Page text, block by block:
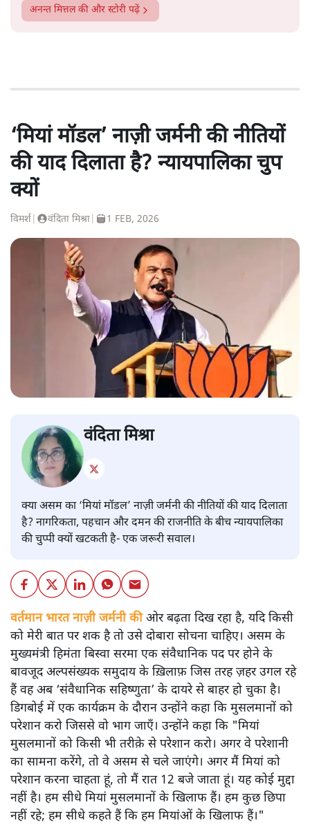
अनन्त मित्तलकी और स्टोरी पढ़ें
‘मियां मॉडल’ नाज़ी जर्मनी की नीतियों
की याद दिलाता है? न्यायपालिका चुप
क्यों
विमर्श वंदिता मिश्रा 1 FEB, 2026
वंदिता मिश्रा
क्या असम का ‘मियां मॉडल’ नाज़ी जर्मनी की नीतियों की याद दिलाता
है? नागरिकता, पहचान और दमन की राजनीति के बीच न्यायपालिका
की चुप्पी क्यों खटकती है- एक जरूरी सवाल।
वर्तमान भारत नाज़ी जर्मनी कीओर बढ़ता दिख रहा है, यदि किसी
को मेरी बात पर शक है तो उसे दोबारा सोचना चाहिए। असम के
मुख्यमंत्री हिमंता बिस्वा सरमा एक संवैधानिक पद पर होने के
बावजूद अल्पसंख्यक समुदाय के ख़िलाफ़ जिस तरह ज़हर उगल रहे
हैं वह अब ‘संवैधानिक सहिष्णुता’ के दायरे से बाहर हो चुका है।
डिगबोई में एक कार्यक्रम के दौरान उन्होंने कहा कि मुसलमानों को
परेशान करो जिससे वो भाग जाएँ। उन्होंने कहा कि "मियां
मुसलमानों को किसी भी तरीक़े से परेशान करो। अगर वे परेशानी
का सामना करेंगे, तो वे असम से चले जाएंगे। अगर मैं मियां को
परेशान करना चाहता हूं, तो मैं रात 12 बजे जाता हूं। यह कोई मुद्दा
नहीं है। हम सीधे मियां मुसलमानों के खिलाफ हैं। हम कुछ छिपा
नहीं रहे; हम सीधे कहते हैं कि हम मियांओं के खिलाफ हैं।"